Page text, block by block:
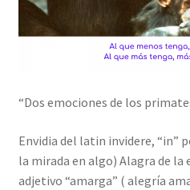
“Dos emociones de los
Envidia del latin invidere, “in”
la mirada en algo) Alagra de la
adjetivo “amarga” ( alegría